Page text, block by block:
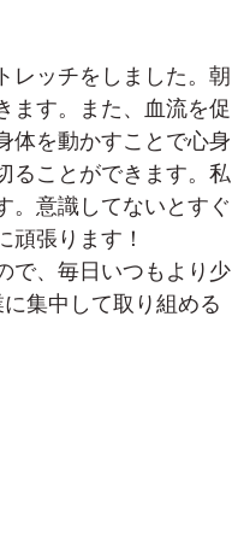
レッチをしました。朝
ます。また、血流を促
体を動かすことで心身
ることができます。私
。意識してないとすぐ
張ります！
で、毎日いつもより少
集中して取り組める